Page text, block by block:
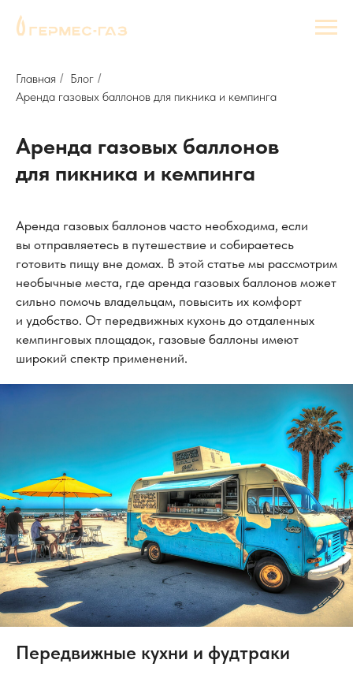
Главная / Блог /
Аренда газовых баллонов для пикника и кемпинга
Аренда газовых баллонов
для пикника и кемпинга
Аренда газовых баллонов часто необходима, если
вы отправляетесь в путешествие и собираетесь
готовить пищу вне домах. В этой статье мы рассмотрим
необычные места, где аренда газовых баллонов может
сильно помочь владельцам, повысить их комфорт
и удобство. От передвижных кухонь до отдаленных
кемпинговых площадок, газовые баллоны имеют
широкий спектр применений.
Передвижные кухни и фудтраки